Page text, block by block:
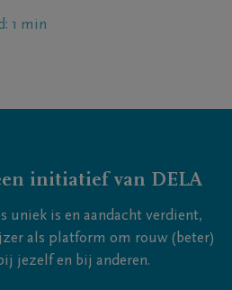
1 min
initiatief van DELA
uniek is en aandacht verdient,
als platform om rouw (beter)
jezelf en bij anderen.